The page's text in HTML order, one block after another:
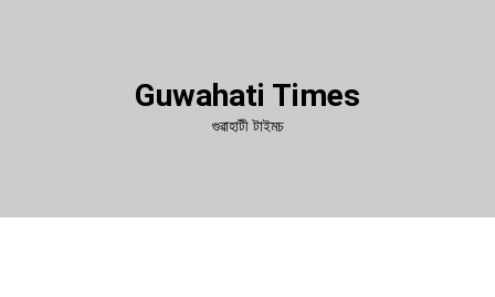
Guwahati Times
গুৱাহাটী টাইমচ